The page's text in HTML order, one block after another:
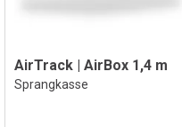
AirTrack | AirBox 1,4 m
Sprangkasse